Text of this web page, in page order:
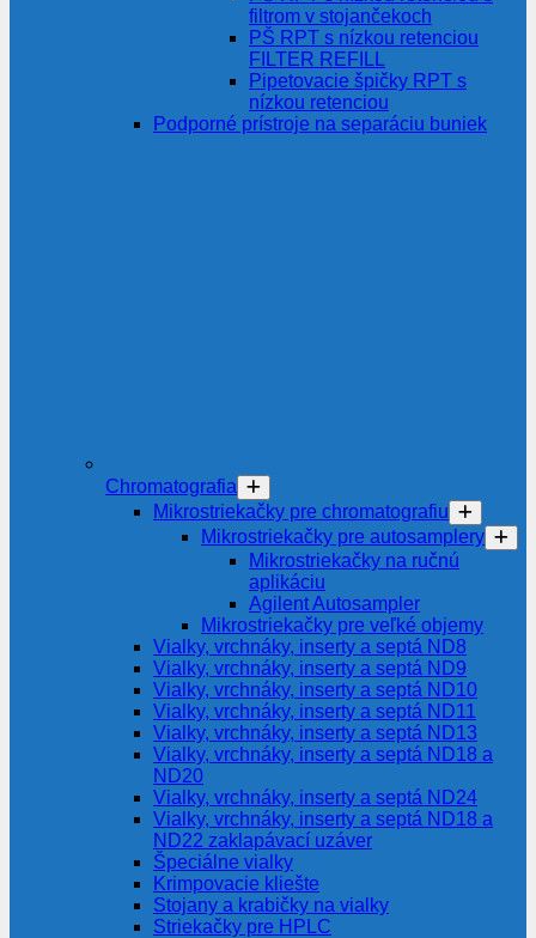
filtrom v stojančekoch
PŠ RPT s nízkou retenciou
FILTER REFILL
Pipetovacie špičky RPT s
nízkou retenciou
Podporné prístroje na separáciu buniek
Chromatografia
Mikrostriekačky pre chromatografiu
Mikrostriekačky pre autosamplery
Mikrostriekačky na ručnú
aplikáciu
Agilent Autosampler
Mikrostriekačky pre veľké objemy
Vialky, vrchnáky, inserty a septá ND8
Vialky, vrchnáky, inserty a septá ND9
Vialky, vrchnáky, inserty a septá ND10
Vialky, vrchnáky, inserty a septá ND11
Vialky, vrchnáky, inserty a septá ND13
Vialky, vrchnáky, inserty a septá ND18 a
ND20
Vialky, vrchnáky, inserty a septá ND24
Vialky, vrchnáky, inserty a septá ND18 a
ND22 zaklapávací uzáver
Špeciálne vialky
Krimpovacie kliešte
Stojany a krabičky na vialky
Striekačky pre HPLC